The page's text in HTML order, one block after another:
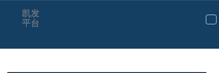
切
航
凯发
平台